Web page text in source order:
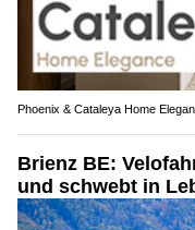
Phoenix & Cataleya Home
Brienz BE:
und schwebt in